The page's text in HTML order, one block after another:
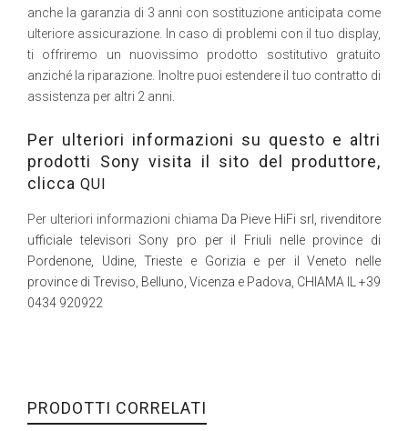
anche la garanzia di 3 anni con sostituzione anticipata come
ulteriore assicurazione. In caso di problemi con il tuo display,
ti offriremo un nuovissimo prodotto sostitutivo gratuito
anziché la riparazione. Inoltre puoi estendere il tuo contratto di
assistenza per altri 2 anni.
Per ulteriori informazioni su questo e altri
prodotti Sony visita il sito del produttore,
clicca QUI
Per ulteriori informazioni chiama Da Pieve HiFi srl, rivenditore
ufficiale televisori Sony pro per il Friuli nelle province di
Pordenone, Udine, Trieste e Gorizia e per il Veneto nelle
province di Treviso, Belluno, Vicenza e Padova, CHIAMA IL +39
0434 920922
PRODOTTI CORRELATI